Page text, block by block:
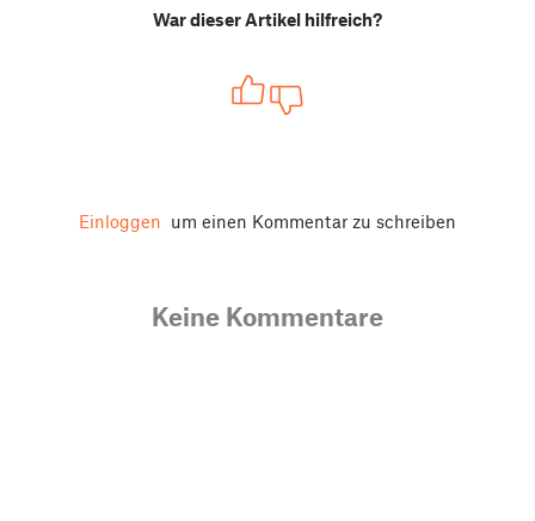
War dieser Artikel hilfreich?
Einloggen um einen Kommentar zu schreiben
Keine Kommentare